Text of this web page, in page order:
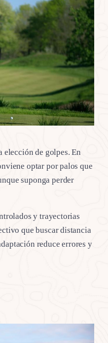
de golpes. En
optar por palos que
suponga perder
y trayectorias
que buscar distancia
reduce errores y